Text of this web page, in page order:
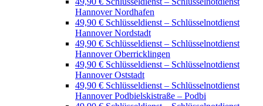
Hannover Nordhafen
49,90 € Schlüsseldienst – Schlüsselnotdienst
Hannover Nordstadt
49,90 € Schlüsseldienst – Schlüsselnotdienst
Hannover Oberricklingen
49,90 € Schlüsseldienst – Schlüsselnotdienst
Hannover Oststadt
49,90 € Schlüsseldienst – Schlüsselnotdienst
Hannover Podbielskistraße – Podbi